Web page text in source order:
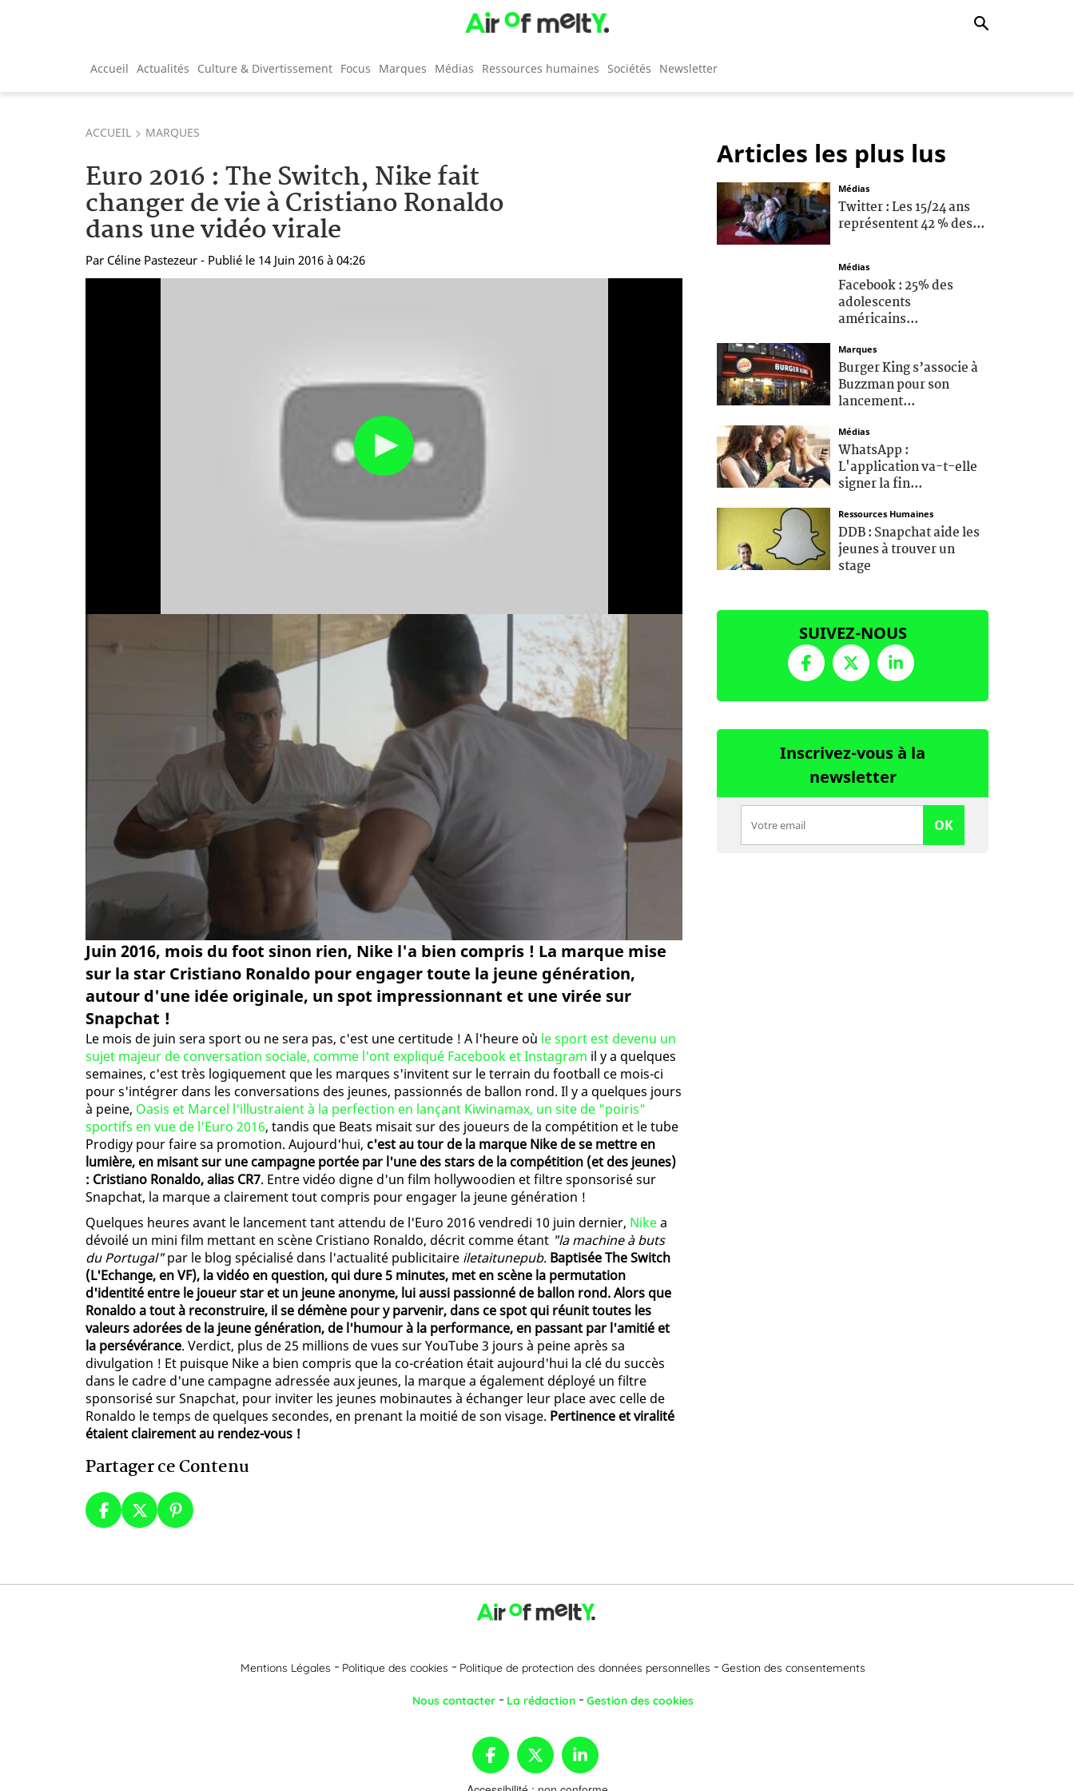
Accueil Actualités Culture & Divertissement Focus Marques Médias Ressources humaines Sociétés Newsletter
ACCUEIL MARQUES
Euro 2016 : The Switch, Nike fait
changer de vie à Cristiano Ronaldo
dans une vidéo virale
Par Céline Pastezeur - Publié le 14 Juin 2016 à 04:26
Juin 2016, mois du foot sinon rien, Nike l'a bien compris ! La marque mise
sur la star Cristiano Ronaldo pour engager toute la jeune génération,
autour d'une idée originale, un spot impressionnant et une virée sur
Snapchat !
Le mois de juin sera sport ou ne sera pas, c'est une certitude ! A l'heure où le sport est devenu un
sujet majeur de conversation sociale, comme l'ont expliqué Facebook et Instagram il y a quelques
semaines, c'est très logiquement que les marques s'invitent sur le terrain du football ce mois-ci
pour s'intégrer dans les conversations des jeunes, passionnés de ballon rond. Il y a quelques jours
à peine, Oasis et Marcel l'illustraient à la perfection en lançant Kiwinamax, un site de "poiris"
sportifs en vue de l'Euro 2016, tandis que Beats misait sur des joueurs de la compétition et le tube
Prodigy pour faire sa promotion. Aujourd'hui, c'est au tour de la marque Nike de se mettre en
lumière, en misant sur une campagne portée par l'une des stars de la compétition (et des jeunes)
: Cristiano Ronaldo, alias CR7. Entre vidéo digne d'un film hollywoodien et filtre sponsorisé sur
Snapchat, la marque a clairement tout compris pour engager la jeune génération !
Quelques heures avant le lancement tant attendu de l'Euro 2016 vendredi 10 juin dernier, Nikea
dévoilé un mini film mettant en scène Cristiano Ronaldo, décrit comme étant "la machine à buts
du Portugal"par le blog spécialisé dans l'actualité publicitaire iletaitunepub. Baptisée The Switch
(L'Echange, en VF), la vidéo en question, qui dure 5 minutes, met en scène la permutation
d'identité entre le joueur star et un jeune anonyme, lui aussi passionné de ballon rond. Alors que
Ronaldo a tout à reconstruire, il se démène pour y parvenir, dans ce spot qui réunit toutes les
valeurs adorées de la jeune génération, de l'humour à la performance, en passant par l'amitié et
la persévérance. Verdict, plus de 25 millions de vues sur YouTube 3 jours à peine après sa
divulgation ! Et puisque Nike a bien compris que la co-création était aujourd'hui la clé du succès
dans le cadre d'une campagne adressée aux jeunes, la marque a également déployé un filtre
sponsorisé sur Snapchat, pour inviter les jeunes mobinautes à échanger leur place avec celle de
Ronaldo le temps de quelques secondes, en prenant la moitié de son visage. Pertinence et viralité
étaient clairement au rendez-vous !
Partager ce Contenu
Articles les plus lus
Médias
Twitter : Les 15/24 ans
représentent 42 % des...
Médias
Facebook : 25% des
adolescents
américains...
Marques
Burger King s’associe à
Buzzman pour son
lancement...
Médias
WhatsApp :
L'application va-t-elle
signer la fin...
Ressources Humaines
DDB : Snapchat aide les
jeunes à trouver un
stage
SUIVEZ-NOUS
Inscrivez-vous à la
newsletter
OK
Mentions Légales Politique des cookies Politique de protection des données personnelles Gestion des consentements
Nous contacter La rédaction Gestion des cookies